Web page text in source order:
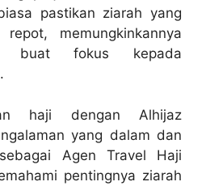
pastikan ziarah yang
memungkinkannya
buat fokus kepada
haji dengan Alhijaz
yang dalam dan
Agen Travel Haji
pentingnya ziarah